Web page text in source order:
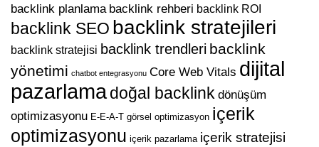
backlink planlama backlink rehberi backlink ROI
backlink SEO backlink stratejileri
backlink stratejisi backlink trendleri backlink
yönetimi chatbot entegrasyonu Core Web Vitals dijital
pazarlamadoğal backlink dönüşüm
optimizasyonu E-E-A-T görsel optimizasyon içerik
optimizasyonu içerik pazarlama içerik stratejisi